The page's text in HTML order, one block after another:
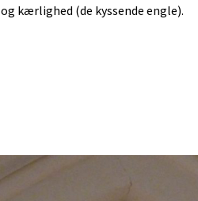
og kærlighed (de kyssende engle).